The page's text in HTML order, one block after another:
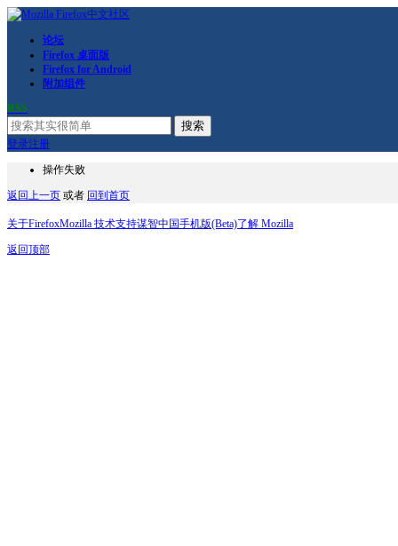
论坛
Firefox 桌面版
Firefox for Android
附加组件
RSS
搜索
登录注册
操作失败
返回上一页 或者 回到首页
关于FirefoxMozilla 技术支持谋智中国手机版(Beta)了解 Mozilla
返回顶部